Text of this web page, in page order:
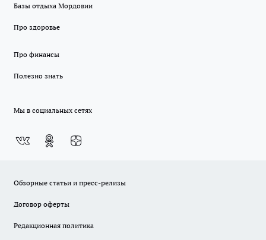
Базы отдыха Мордовии
Про здоровье
Про финансы
Полезно знать
Мы в социальных сетях
Обзорные статьи и пресс-релизы
Договор оферты
Редакционная политика